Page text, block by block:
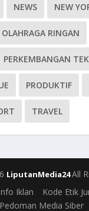
NEWS NEW
OLAHRAGA RINGAN
PERKEMBANGAN
PRODUKTIF
TRAVEL
LiputanMedia24All
Info Iklan
Kode Etik
Pedoman Media Siber